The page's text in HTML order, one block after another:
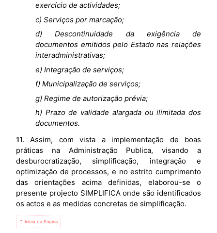
exercício de actividades;
c) Serviços por marcação;
d) Descontinuidade da exigência de
documentos emitidos pelo Estado nas relações
interadministrativas;
e) Integração de serviços;
f) Municipalização de serviços;
g) Regime de autorização prévia;
h) Prazo de validade alargada ou ilimitada dos
documentos.
11. Assim, com vista a implementação de boas
práticas na Administração Publica, visando a
desburocratização, simplificação, integração e
optimização de processos, e no estrito cumprimento
das orientações acima definidas, elaborou-se o
presente projecto SIMPLIFICA onde são identificados
os actos e as medidas concretas de simplificação.
⇡ Início da Página